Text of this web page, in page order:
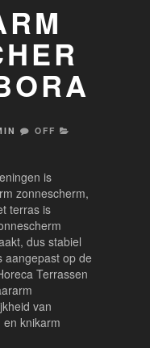
OFF
is
zonnescherm,
terras is
dus stabiel
aangepast op de
Terrassen
van
knikarm